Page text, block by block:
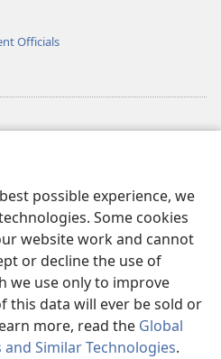
possible experience, we
Some cookies
website work and cannot
or decline the use of
we use only to improve
this data will ever be sold or
more, read the Global
Similar Technologies.
Officials